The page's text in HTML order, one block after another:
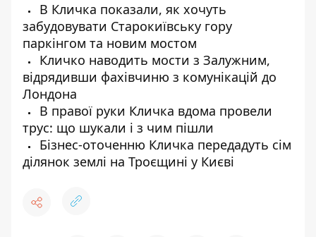
В Кличка показали, як хочуть
забудовувати Старокиївську гору
паркінгом та новим мостом
Кличко наводить мости з Залужним,
відрядивши фахівчиню з комунікацій до
Лондона
В правої руки Кличка вдома провели
трус: що шукали і з чим пішли
Бізнес-оточенню Кличка передадуть сім
ділянок землі на Троєщині у Києві